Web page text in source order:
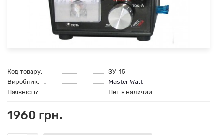
Код товару:
ЗУ-15
Виробник:
Master Watt
Наявність:
Нет в наличии
1960 грн.